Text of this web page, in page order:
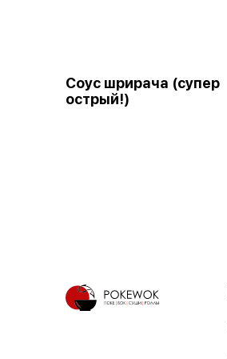
Соус шрирача (супер
острый!)